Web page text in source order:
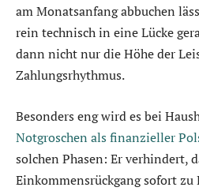
am Monatsanfang abbuchen
rein technisch in eine Lücke
dann nicht nur die Höhe der
Zahlungsrhythmus.
Besonders eng wird es bei
Notgroschen als finanzieller
solchen Phasen: Er verhindert,
Einkommensrückgang sofort